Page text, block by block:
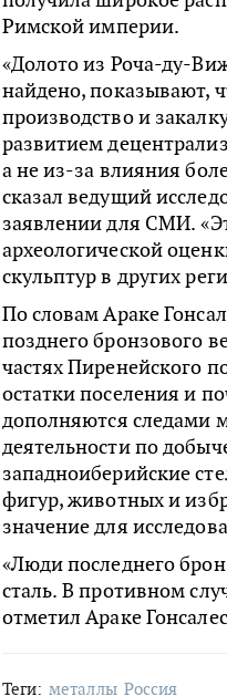
Римской империи.
«Долото из Роча-ду-
найдено, показывают,
производство и
развитием
а не из-за влияния
сказал ведущий
заявлении для СМИ.
археологической
скульптур в других
По словам Араке
позднего бронзового
частях Пиренейского
остатки поселения и
дополняются следами
деятельности по
западноиберийские
фигур, животных и
значение для
«Люди последнего
сталь. В противном
отметил Араке
Теги: металлы Россия